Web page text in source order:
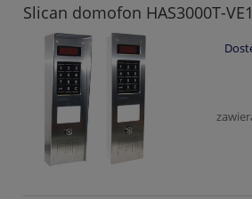
Slican domofon HAS3000T-